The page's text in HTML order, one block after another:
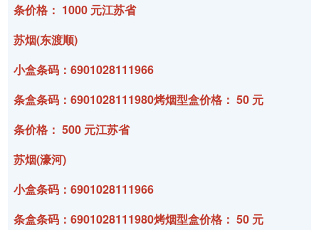
条价格： 1000 元江苏省
苏烟(东渡顺)
小盒条码：6901028111966
条盒条码：6901028111980烤烟型盒价格： 50 元
条价格： 500 元江苏省
苏烟(濠河)
小盒条码：6901028111966
条盒条码：6901028111980烤烟型盒价格： 50 元